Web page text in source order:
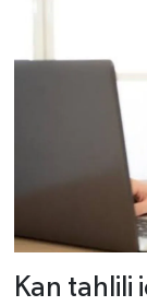
Kan tahlili